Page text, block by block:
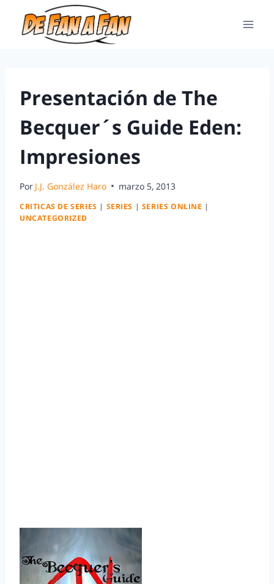
Presentación de The
Becquer´s Guide Eden:
Impresiones
Por J.J. González Haro marzo 5, 2013
CRITICAS DE SERIES | SERIES | SERIES ONLINE |
UNCATEGORIZED